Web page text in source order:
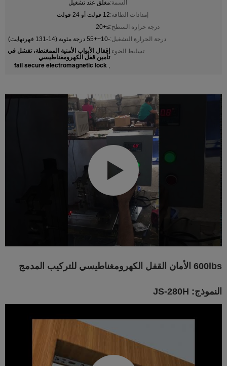
السمة:مغلق عند تشغيل
إمدادات الطاقة:12 فولت أو 24 فولت
درجة حرارة السطح:≥+20
درجة الحرارة التشغيل:-10~+55 درجة مئوية (14-131 فهرنهايت)
تسليط الضوء:إقفال الأبواب الأمنية الممغنطة، تفشل في
تأمين قفل الكهرومغناطيسي
,
fail secure electromagnetic lock
600lbs الأمان القفل الكهرومغناطيسي للتركيب المدمج
النموذج: JS-280H